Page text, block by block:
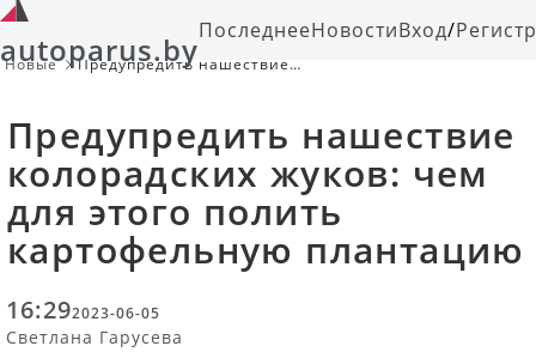
autoparus.byПоследнееНовостиВход/
Новые
Предупредить нашествие
Предупредить нашествие
колорадских жуков: чем
для этого полить
картофельную плантацию
16:292023-06-05
Светлана Гарусева